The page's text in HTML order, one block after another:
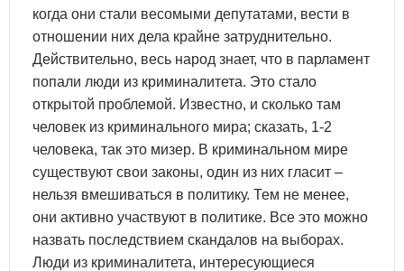
когда они стали весомыми депутатами, вести в
отношении них дела крайне затруднительно.
Действительно, весь народ знает, что в парламент
попали люди из криминалитета. Это стало
открытой проблемой. Известно, и сколько там
человек из криминального мира; сказать, 1-2
человека, так это мизер. В криминальном мире
существуют свои законы, один из них гласит –
нельзя вмешиваться в политику. Тем не менее,
они активно участвуют в политике. Все это можно
назвать последствием скандалов на выборах.
Люди из криминалитета, интересующиеся